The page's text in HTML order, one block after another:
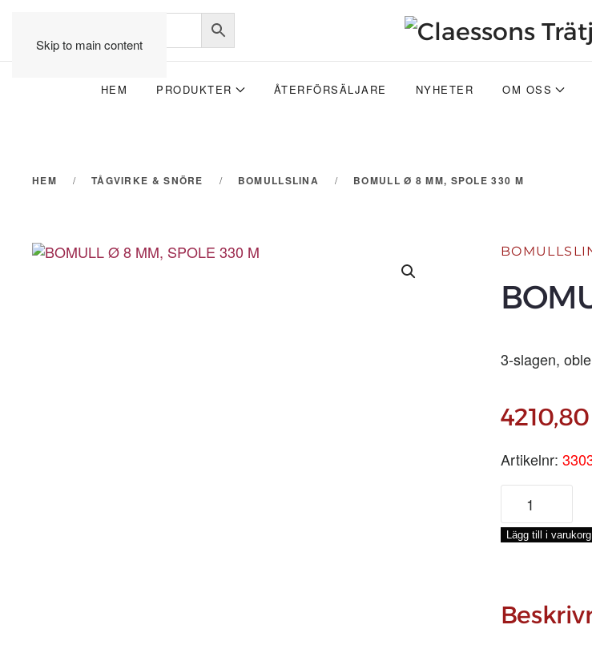
Skip to main content
HEM PRODUKTER ÅTERFÖRSÄLJARE NYHETER OM OSS
HEM TÅGVIRKE & SNÖRE BOMULLSLINA BOMULL Ø 8 MM, SPOLE 330 M
3-slagen,
4210,80
Artikelnr:
BOMULL
8
MM,
M
mängd
Lägg till i varukorg